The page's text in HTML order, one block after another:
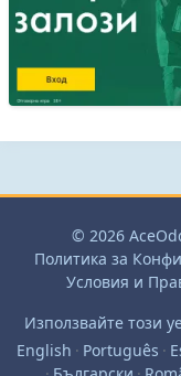
© 2026
Политика за
Условия и
Използвайте този
English · Português ·